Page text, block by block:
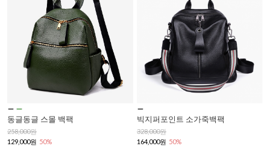
동글동글 스몰 백팩
258,000원
129,000원 50%
빅지퍼포인트 소가죽백팩
328,000원
164,000원 50%